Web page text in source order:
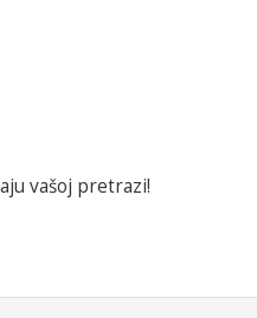
vašoj pretrazi!